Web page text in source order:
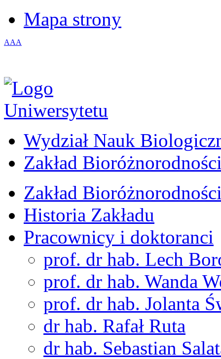
Mapa strony
AAA
Wydział Nauk
Zakład
Zakład
Historia Zakładu
Pracownicy i doktoranci
prof. dr hab. Lech
prof. dr hab. Wanda
prof. dr hab. Jolanta
dr hab. Rafał Ruta
dr hab. Sebastian